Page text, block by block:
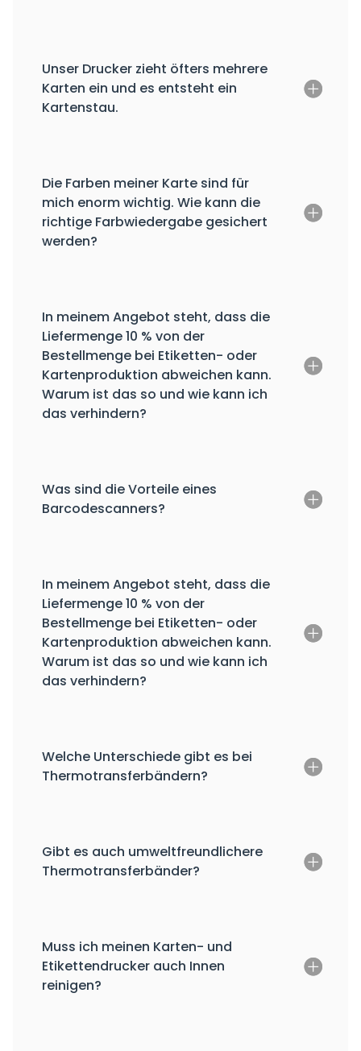
Unser Drucker zieht öfters mehrere
Karten ein und es entsteht ein
Kartenstau.
Die Farben meiner Karte sind für
mich enorm wichtig. Wie kann die
richtige Farbwiedergabe gesichert
werden?
In meinem Angebot steht, dass die
Liefermenge 10 % von der
Bestellmenge bei Etiketten- oder
Kartenproduktion abweichen kann.
Warum ist das so und wie kann ich
das verhindern?
Was sind die Vorteile eines
Barcodescanners?
In meinem Angebot steht, dass die
Liefermenge 10 % von der
Bestellmenge bei Etiketten- oder
Kartenproduktion abweichen kann.
Warum ist das so und wie kann ich
das verhindern?
Welche Unterschiede gibt es bei
Thermotransferbändern?
Gibt es auch umweltfreundlichere
Thermotransferbänder?
Muss ich meinen Karten- und
Etikettendrucker auch Innen
reinigen?